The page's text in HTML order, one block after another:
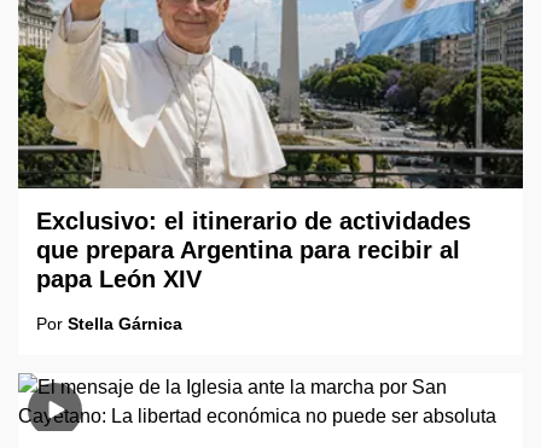
Exclusivo: el itinerario de actividades
que prepara Argentina para recibir al
papa León XIV
Por Stella Gárnica